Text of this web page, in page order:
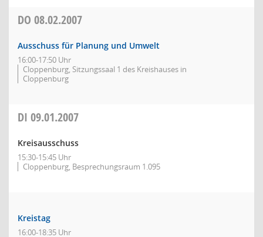
DO 08.02.2007
Ausschuss für Planung und Umwelt
16:00-17:50 Uhr
Cloppenburg, Sitzungssaal 1 des Kreishauses in
Cloppenburg
DI 09.01.2007
Kreisausschuss
15:30-15:45 Uhr
Cloppenburg, Besprechungsraum 1.095
Kreistag
16:00-18:35 Uhr